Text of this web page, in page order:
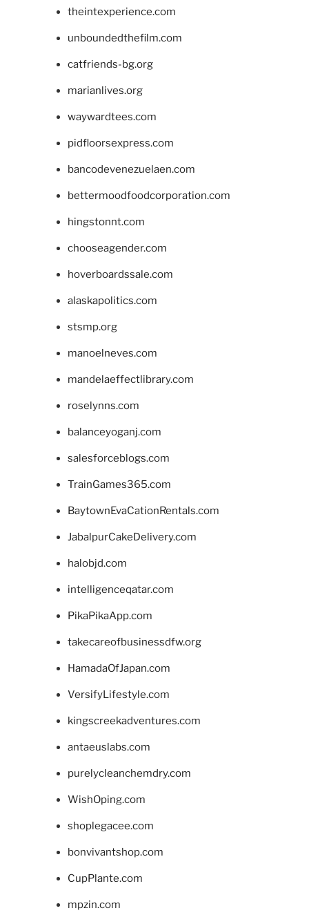
theintexperience.com
unboundedthefilm.com
catfriends-bg.org
marianlives.org
waywardtees.com
pidfloorsexpress.com
bancodevenezuelaen.com
bettermoodfoodcorporation.com
hingstonnt.com
chooseagender.com
hoverboardssale.com
alaskapolitics.com
stsmp.org
manoelneves.com
mandelaeffectlibrary.com
roselynns.com
balanceyoganj.com
salesforceblogs.com
TrainGames365.com
BaytownEvaCationRentals.com
JabalpurCakeDelivery.com
halobjd.com
intelligenceqatar.com
PikaPikaApp.com
takecareofbusinessdfw.org
HamadaOfJapan.com
VersifyLifestyle.com
kingscreekadventures.com
antaeuslabs.com
purelycleanchemdry.com
WishOping.com
shoplegacee.com
bonvivantshop.com
CupPlante.com
mpzin.com